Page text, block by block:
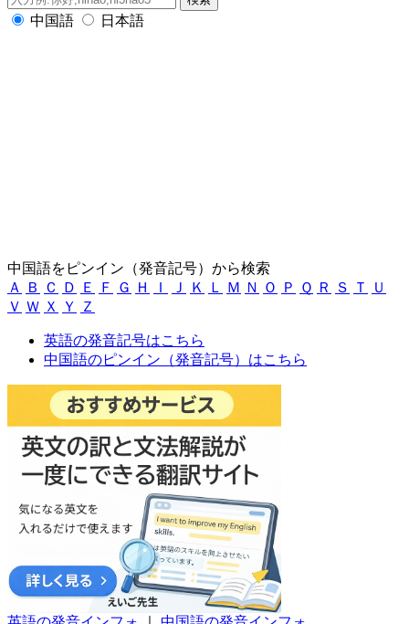
中国語 日本語
中国語をピンイン（発音記号）から検索
Ａ
Ｂ Ｃ Ｄ Ｅ Ｆ Ｇ Ｈ Ｉ Ｊ Ｋ Ｌ Ｍ Ｎ Ｏ Ｐ Ｑ Ｒ Ｓ Ｔ
Ｕ
Ｖ Ｗ Ｘ Ｙ Ｚ
英語の発音記号はこちら
中国語のピンイン（発音記号）はこちら